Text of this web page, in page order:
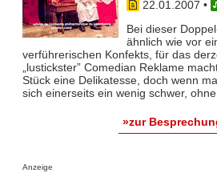
22.01.2007 •
Bei dieser
ähnlich wie vor
verführerischen Konfekts, für das
„lustickster” Comedian Reklame
Stück eine Delikatesse, doch wenn
sich einerseits ein wenig schwer,
»zur
Anzeige